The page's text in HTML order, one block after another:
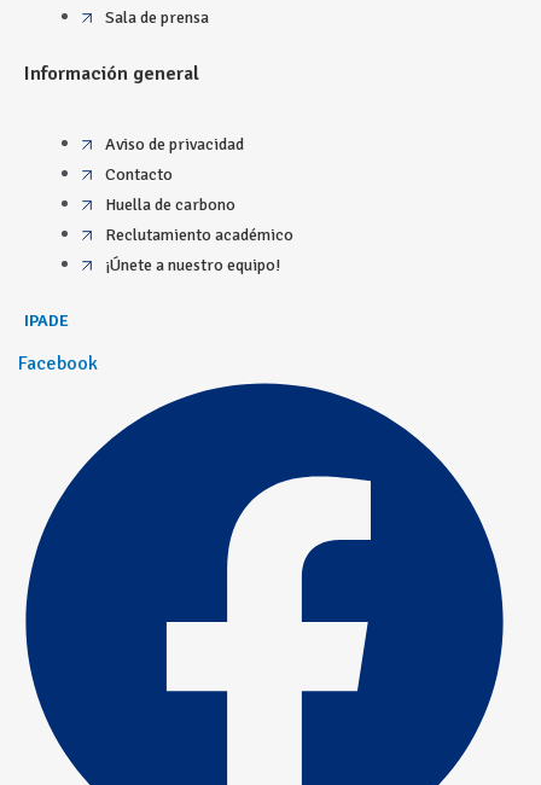
Sala de prensa
Información general
Aviso de privacidad
Contacto
Huella de carbono
Reclutamiento académico
¡Únete a nuestro equipo!
IPADE
Facebook